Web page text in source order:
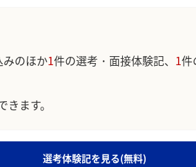
のほか1件の選考・面接体験記、 1件
ます。
選考体験記を見る(無料)